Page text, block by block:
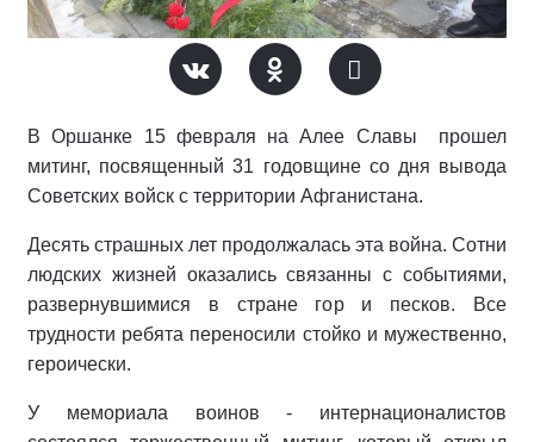
В Оршанке 15 февраля на Алее Славы прошел
митинг, посвященный 31 годовщине со дня вывода
Советских войск с территории Афганистана.
Десять страшных лет продолжалась эта война. Сотни
людских жизней оказались связанны с событиями,
развернувшимися в стране гор и песков. Все
трудности ребята переносили стойко и мужественно,
героически.
У мемориала воинов - интернационалистов